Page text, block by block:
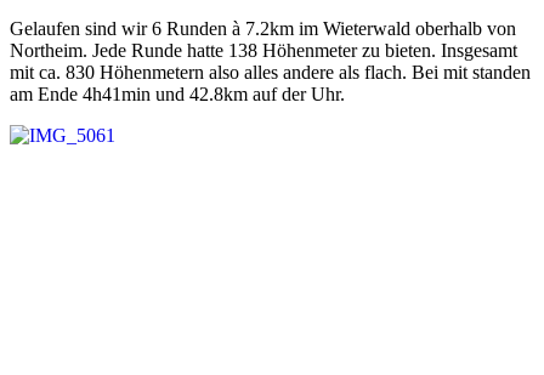
Gelaufen sind wir 6 Runden à 7.2km im Wieterwald oberhalb von
Northeim. Jede Runde hatte 138 Höhenmeter zu bieten. Insgesamt
mit ca. 830 Höhenmetern also alles andere als flach. Bei mit standen
am Ende 4h41min und 42.8km auf der Uhr.